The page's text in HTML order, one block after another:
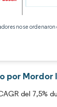
no se
por
del 7,5%